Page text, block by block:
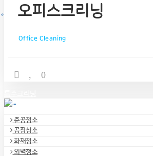
오피스크리닝
Office Cleaning
준공청소
공장청소
화재청소
외벽청소